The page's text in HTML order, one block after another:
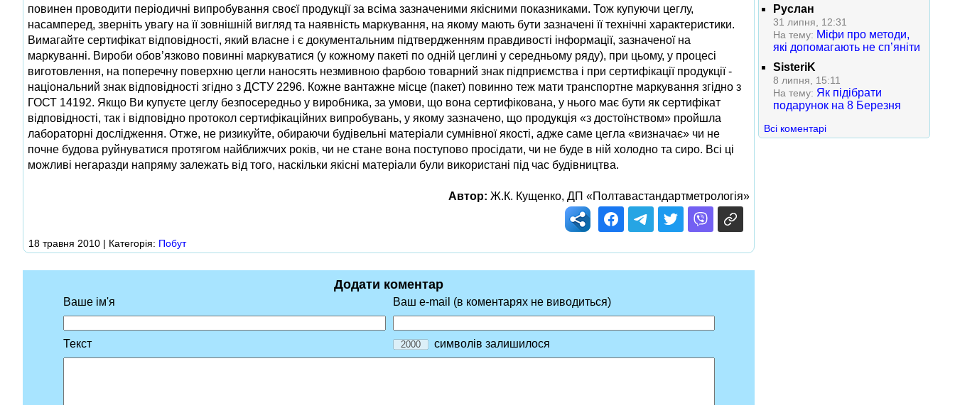
повинен проводити періодичні випробування своєї продукції за всіма зазначеними якісними показниками. Тож купуючи цеглу,
насамперед, зверніть увагу на її зовнішній вигляд та наявність маркування, на якому мають бути зазначені її технічні характеристики.
Вимагайте сертифікат відповідності, який власне і є документальним підтвердженням правдивості інформації, зазначеної на
маркуванні. Вироби обов’язково повиннi маркуватися (у кожному пакетi по одній цеглині у середньому ряду), при цьому, у процесi
виготовлення, на поперечну поверхню цегли наносять незмивною фарбою товарний знак пiдприємства i при сертифiкацiї продукцiї -
нацiональний знак вiдповiдностi згiдно з ДСТУ 2296. Кожне вантажне мiсце (пакет) повинно теж мати транспортне маркування згiдно з
ГОСТ 14192. Якщо Ви купуєте цеглу безпосередньо у виробника, за умови, що вона сертифікована, у нього має бути як сертифікат
відповідності, так і відповідно протокол сертифікаційних випробувань, у якому зазначено, що продукція «з достоїнством» пройшла
лабораторні дослідження. Отже, не ризикуйте, обираючи будівельні матеріали сумнівної якості, адже саме цегла «визначає» чи не
почне будова руйнуватися протягом найближчих років, чи не стане вона поступово просідати, чи не буде в ній холодно та сиро. Всі ці
можливі негаразди напряму залежать від того, наскільки якісні матеріали були використані під час будівництва.
Автор: Ж.К. Кущенко, ДП «Полтавастандартметрологія»
18 травня 2010 | Категорія: Побут
Додати коментар
Ваше ім'я Ваш e-mail (в коментарях не виводиться)
Текст символів залишилося
Руслан
31 липня, 12:31
На тему: Міфи про методи,
які допомагають не сп’яніти
SisteriK
8 липня, 15:11
На тему: Як підібрати
подарунок на 8 Березня
Всі коментарі